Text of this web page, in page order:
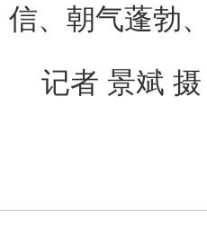
信、朝气蓬勃
记者 景斌 摄